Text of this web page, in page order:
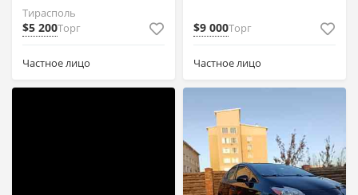
Тирасполь
$5 200Торг
Частное лицо
$9 000Торг
Частное лицо